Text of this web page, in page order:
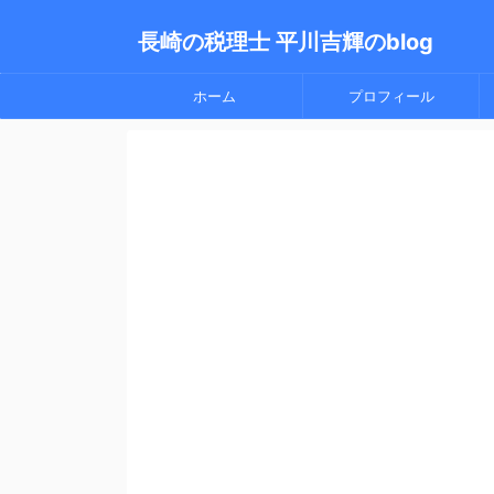
長崎の税理士 平川吉輝のblog
ホーム プロフィール